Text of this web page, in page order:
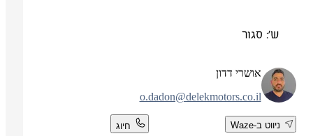
ש': סגור
אושרי דדון
o.dadon@delekmotors.co.il
ניווט ב-Waze חיוג